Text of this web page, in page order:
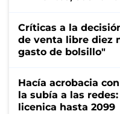
Críticas a la
de venta libre diez
gasto de bolsillo"
Hacía acrobacia
la subía a las
licenica hasta 2099